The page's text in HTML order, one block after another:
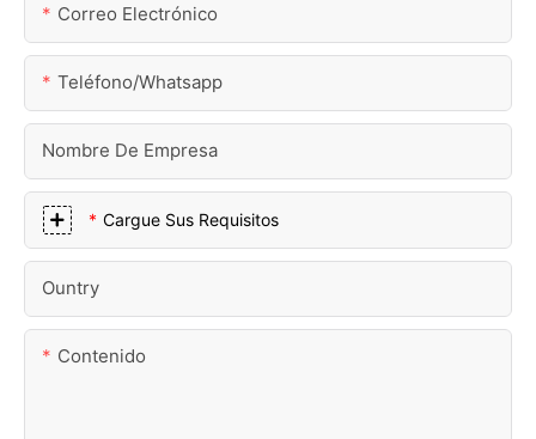
Correo Electrónico
Teléfono/whatsapp
Nombre De Empresa
Cargue Sus Requisitos
Ountry
Contenido